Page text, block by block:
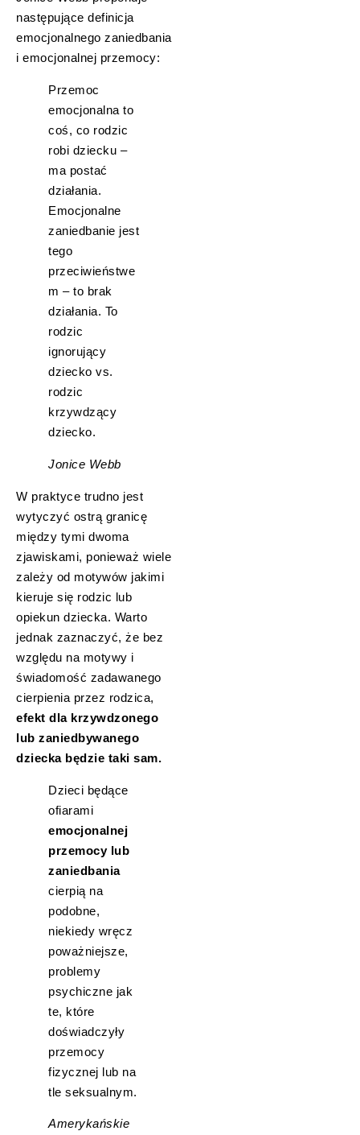
następujące definicja
emocjonalnego zaniedbania
i emocjonalnej przemocy:
Przemoc
emocjonalna to
coś, co rodzic
robi dziecku –
ma postać
działania.
Emocjonalne
zaniedbanie jest
tego
przeciwieństwe
m – to brak
działania. To
rodzic
ignorujący
dziecko vs.
rodzic
krzywdzący
dziecko.
Jonice Webb
W praktyce trudno jest
wytyczyć ostrą granicę
między tymi dwoma
zjawiskami, ponieważ wiele
zależy od motywów jakimi
kieruje się rodzic lub
opiekun dziecka. Warto
jednak zaznaczyć, że bez
względu na motywy i
świadomość zadawanego
cierpienia przez rodzica,
efekt dla krzywdzonego
lub zaniedbywanego
dziecka będzie taki sam.
Dzieci będące
ofiarami
emocjonalnej
przemocy lub
zaniedbania
cierpią na
podobne,
niekiedy wręcz
poważniejsze,
problemy
psychiczne jak
te, które
doświadczyły
przemocy
fizycznej lub na
tle seksualnym.
Amerykańskie